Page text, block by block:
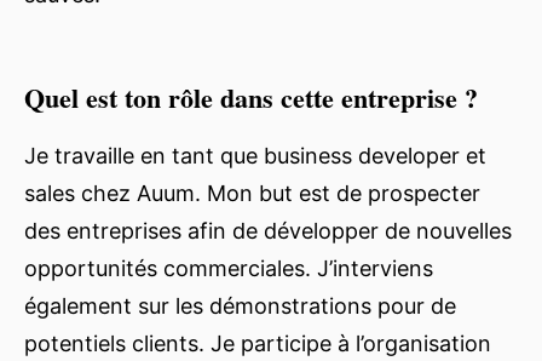
Quel est ton rôle dans cette entreprise ?
Je travaille en tant que business developer et
sales chez Auum. Mon but est de prospecter
des entreprises afin de développer de nouvelles
opportunités commerciales. J’interviens
également sur les démonstrations pour de
potentiels clients. Je participe à l’organisation